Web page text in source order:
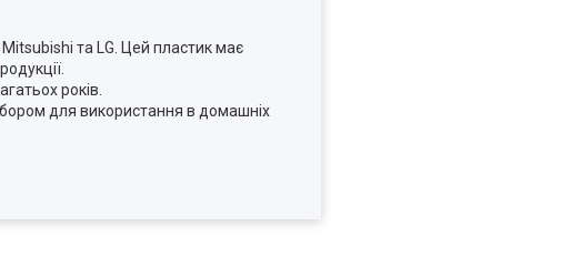
та LG. Цей пластик має
років.
для використання в домашніх